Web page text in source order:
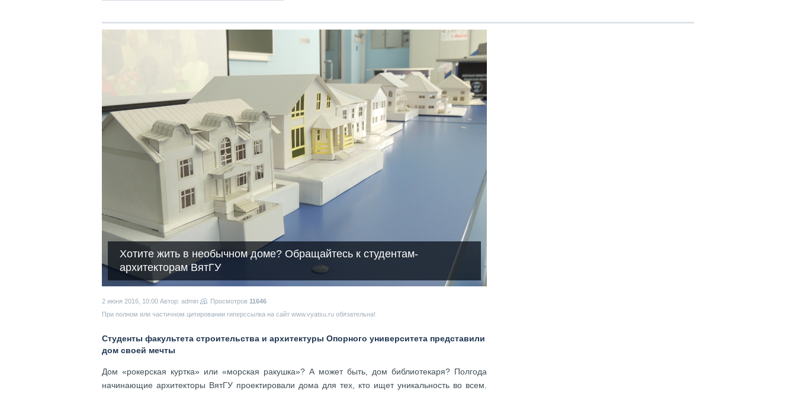
Хотите жить в необычном доме? Обращайтесь к студентам-
архитекторам ВятГУ
2 июня 2016, 10:00 Автор: admin Просмотров 11646
При полном или частичном цитировании гиперссылка на сайт www.vyatsu.ru обязательна!
Студенты факультета строительства и архитектуры Опорного университета представили
дом своей мечты
Дом «рокерская куртка» или «морская ракушка»? А может быть, дом библиотекаря? Полгода
начинающие архитекторы ВятГУ проектировали дома для тех, кто ищет уникальность во всем.